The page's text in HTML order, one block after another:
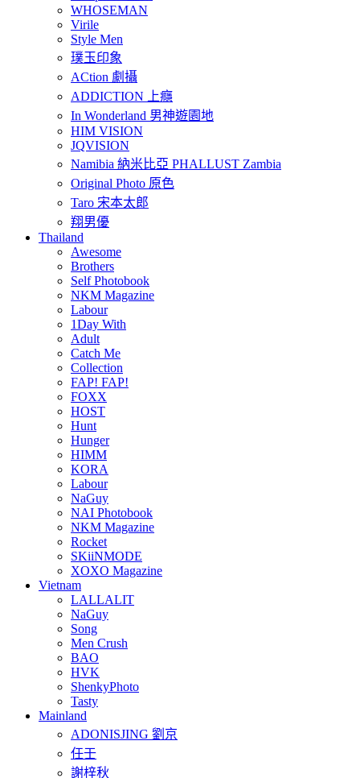
WHOSEMAN
Virile
Style Men
璞玉印象
ACtion 劇攝
ADDICTION 上癮
In Wonderland 男神遊園地
HIM VISION
JQVISION
Namibia 納米比亞 PHALLUST Zambia
Original Photo 原色
Taro 宋本太郎
翔男優
Thailand
Awesome
Brothers
Self Photobook
NKM Magazine
Labour
1Day With
Adult
Catch Me
Collection
FAP! FAP!
FOXX
HOST
Hunt
Hunger
HIMM
KORA
Labour
NaGuy
NAI Photobook
NKM Magazine
Rocket
SKiiNMODE
XOXO Magazine
Vietnam
LALLALIT
NaGuy
Song
Men Crush
BAO
HVK
ShenkyPhoto
Tasty
Mainland
ADONISJING 劉京
任壬
謝梓秋